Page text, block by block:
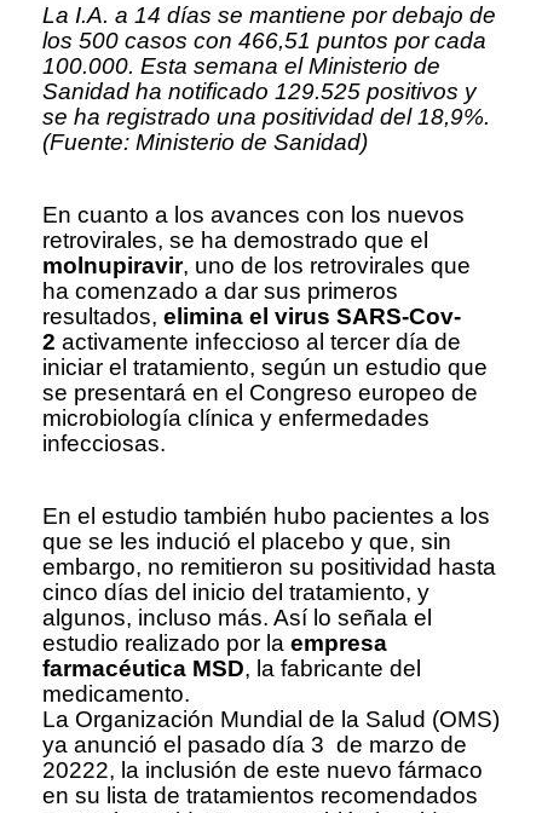
La I.A. a 14 días se mantiene por debajo de
los 500 casos con 466,51 puntos por cada
100.000. Esta semana el Ministerio de
Sanidad ha notificado 129.525 positivos y
se ha registrado una positividad del 18,9%.
(Fuente: Ministerio de Sanidad)
En cuanto a los avances con los nuevos
retrovirales, se ha demostrado que el
molnupiravir, uno de los retrovirales que
ha comenzado a dar sus primeros
resultados, elimina el virus SARS-Cov-
2 activamente infeccioso al tercer día de
iniciar el tratamiento, según un estudio que
se presentará en el Congreso europeo de
microbiología clínica y enfermedades
infecciosas.
En el estudio también hubo pacientes a los
que se les indució el placebo y que, sin
embargo, no remitieron su positividad hasta
cinco días del inicio del tratamiento, y
algunos, incluso más. Así lo señala el
estudio realizado por la empresa
farmacéutica MSD, la fabricante del
medicamento.
La Organización Mundial de la Salud (OMS)
ya anunció el pasado día 3 de marzo de
20222, la inclusión de este nuevo fármaco
en su lista de tratamientos recomendados